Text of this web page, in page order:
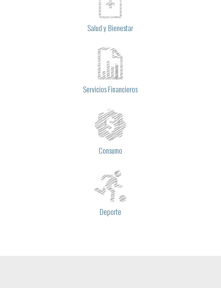
Salud y Bienestar
Servicios Financieros
Consumo
Deporte